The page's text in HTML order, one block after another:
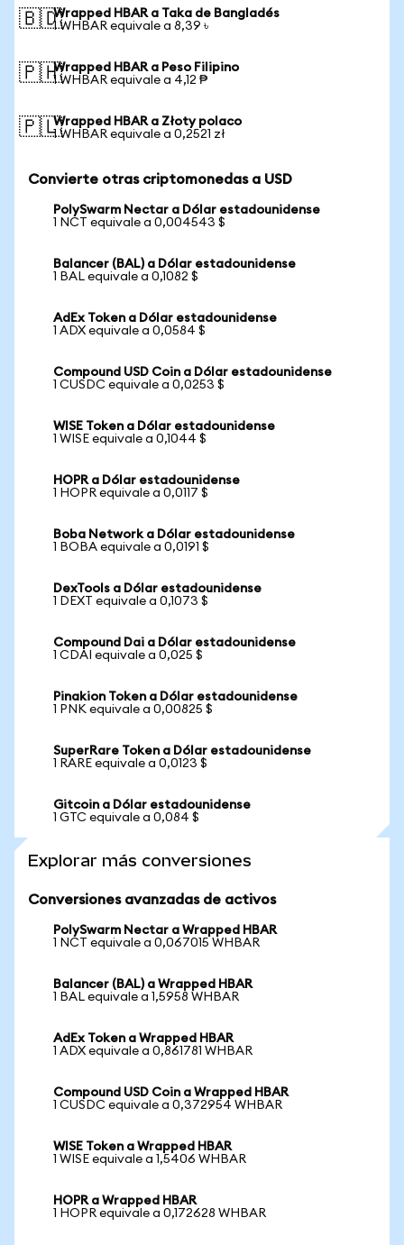
🇧🇩Wrapped HBAR a Taka de Bangladés
1 WHBAR equivale a 8,39 ৳
🇵🇭Wrapped HBAR a Peso Filipino
1 WHBAR equivale a 4,12 ₱
🇵🇱Wrapped HBAR a Złoty polaco
1 WHBAR equivale a 0,2521 zł
Convierte otras criptomonedas a USD
PolySwarm Nectar a Dólar estadounidense
1 NCT equivale a 0,004543 $
Balancer (BAL) a Dólar estadounidense
1 BAL equivale a 0,1082 $
AdEx Token a Dólar estadounidense
1 ADX equivale a 0,0584 $
Compound USD Coin a Dólar estadounidense
1 CUSDC equivale a 0,0253 $
WISE Token a Dólar estadounidense
1 WISE equivale a 0,1044 $
HOPR a Dólar estadounidense
1 HOPR equivale a 0,0117 $
Boba Network a Dólar estadounidense
1 BOBA equivale a 0,0191 $
DexTools a Dólar estadounidense
1 DEXT equivale a 0,1073 $
Compound Dai a Dólar estadounidense
1 CDAI equivale a 0,025 $
Pinakion Token a Dólar estadounidense
1 PNK equivale a 0,00825 $
SuperRare Token a Dólar estadounidense
1 RARE equivale a 0,0123 $
Gitcoin a Dólar estadounidense
1 GTC equivale a 0,084 $
Explorar más conversiones
Conversiones avanzadas de activos
PolySwarm Nectar a Wrapped HBAR
1 NCT equivale a 0,067015 WHBAR
Balancer (BAL) a Wrapped HBAR
1 BAL equivale a 1,5958 WHBAR
AdEx Token a Wrapped HBAR
1 ADX equivale a 0,861781 WHBAR
Compound USD Coin a Wrapped HBAR
1 CUSDC equivale a 0,372954 WHBAR
WISE Token a Wrapped HBAR
1 WISE equivale a 1,5406 WHBAR
HOPR a Wrapped HBAR
1 HOPR equivale a 0,172628 WHBAR